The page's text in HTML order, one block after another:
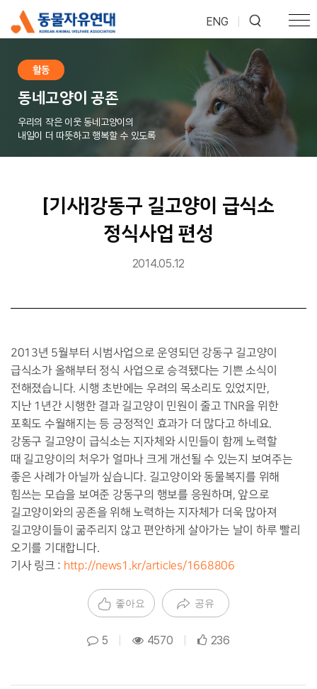
ENG
활동
동네고양이 공존
우리의 작은 이웃 동네고양이의
내일이 더 따뜻하고 행복할 수 있도록
[기사]강동구 길고양이 급식소
정식사업 편성
2014.05.12
2013년 5월부터 시범사업으로 운영되던 강동구 길고양이
급식소가 올해부터 정식 사업으로 승격됐다는 기쁜 소식이
전해졌습니다. 시행 초반에는 우려의 목소리도 있었지만,
지난 1년간 시행한 결과 길고양이 민원이 줄고 TNR을 위한
포획도 수월해지는 등 긍정적인 효과가 더 많다고 하네요.
강동구 길고양이 급식소는 지자체와 시민들이 함께 노력할
때 길고양이의 처우가 얼마나 크게 개선될 수 있는지 보여주는
좋은 사례가 아닐까 싶습니다. 길고양이와 동물복지를 위해
힘쓰는 모습을 보여준 강동구의 행보를 응원하며, 앞으로
길고양이와의 공존을 위해 노력하는 지자체가 더욱 많아져
길고양이들이 굶주리지 않고 편안하게 살아가는 날이 하루 빨리
오기를 기대합니다.
기사 링크 : http://news1.kr/articles/1668806
좋아요 공유
5 4570 236